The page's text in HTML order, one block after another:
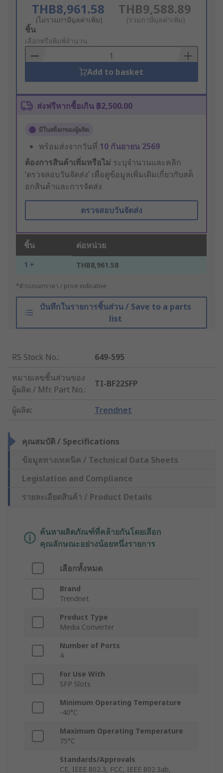
THB8,961.58
(ไม่รวมภาษีมูลค่าเพิ่ม)
THB9,588.89
(รวมภาษีมูลค่าเพิ่ม)
Add
to
Basket
ชิ้น
เลือกหรือพิมพ์จำนวน
Add to basket
ส่งฟรีหากซื้อเกิน ฿2,500.00
มีในสต็อกของผู้ผลิต
พร้อมส่งจากวันที่ 10 กันยายน 2569
ต้องการสินค้าเพิ่มหรือไม่ ระบุจำนวนและคลิก
‘ตรวจสอบวันจัดส่ง’ เพื่อดูข้อมูลเพิ่มเติมเกี่ยวกับสต็
อกสินค้าและการจัดส่ง
ตรวจสอบวันจัดส่ง
ชิ้น ต่อหน่วย
1 + THB8,961.58
*ตัวบ่งบอกราคา / price indicative
บันทึกในรายการชิ้นส่วน / Save to a parts
list
RS Stock No.:
649-595
หมายเลขชิ้นส่วนของ
ผู้ผลิต / Mfr. Part No.:
TI-BF22SFP
ผู้ผลิต: Trendnet
คุณสมบัติ / Specifications
ข้อมูลทางเทคนิค / Technical Data Sheets
Legislation and Compliance
รายละเอียดสินค้า / Product Details
ค้นหาผลิตภัณฑ์ที่คล้ายกันโดยเลือก
คุณลักษณะอย่างน้อยหนึ่งรายการ
เลือกทั้งหมด
Brand
Trendnet
Product Type
Media Converter
Number of Ports
4
For Use With
SFP Slots
Minimum Operating Temperature
-40°C
Maximum Operating Temperature
75°C
Standards/Approvals
CE, IEEE 802.3, FCC, IEEE 802.3ab,